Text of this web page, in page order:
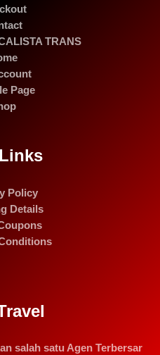
TRANS
Page
Policy
Details
salah satu Agen Terbersar